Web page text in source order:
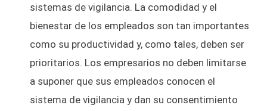
sistemas de vigilancia. La comodidad y el
bienestar de los empleados son tan importantes
como su productividad y, como tales, deben ser
prioritarios. Los empresarios no deben limitarse
a suponer que sus empleados conocen el
sistema de vigilancia y dan su consentimiento